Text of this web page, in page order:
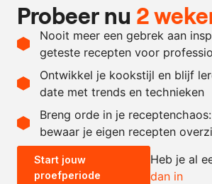
naar
behoefte
zout en
naar
Recept omrekenen
- +
0.5x 1x 2x
Probeer nu 2
Nooit meer een gebrek aan
geteste recepten voor
Ontwikkel je kookstijl en blijf
date met trends en technieken
Breng orde in je
bewaar je eigen recepten
Start jouw
proefperiode
Heb je al
dan in